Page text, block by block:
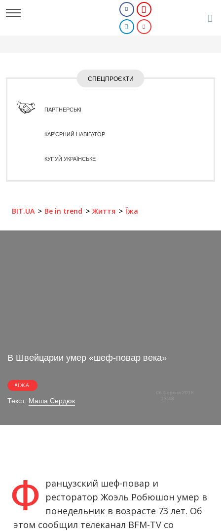
СПЕЦПРОЄКТИ
ПАРТНЕРСЬКІ
КАР'ЄРНИЙ НАВІГАТОР
КУПУЙ УКРАЇНСЬКЕ
BIT.UA Be in trend Життя Їжа
В Швейцарии умер «шеф-повар века»
ЇЖА
Текст: Маша Сердюк
Ф
ранцузский шеф-повар и
ресторатор Жоэль Робюшон умер в
понедельник в возрасте 73 лет. Об
этом сообщил телеканал BFM-TV со